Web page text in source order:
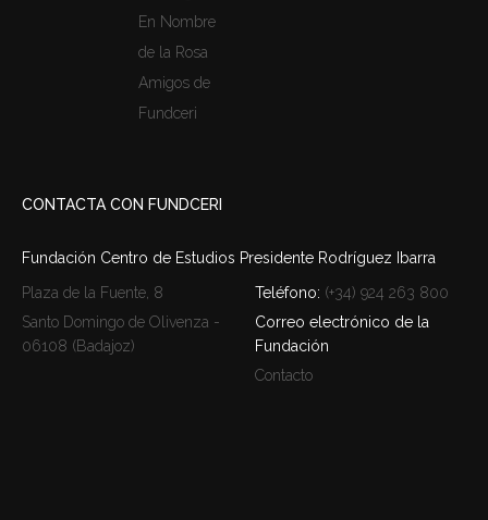
En Nombre
de la Rosa
Amigos de
Fundceri
CONTACTA CON FUNDCERI
Fundación Centro de Estudios Presidente Rodríguez Ibarra
Plaza de la Fuente, 8
Santo Domingo de Olivenza -
06108 (Badajoz)
Teléfono: (+34) 924 263 800
Correo electrónico de la
Fundación
Contacto